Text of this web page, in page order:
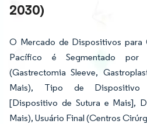
2030)
O Mercado de Dispositivos para
Pacífico é Segmentado por
(Gastrectomia Sleeve,
Mais), Tipo de Dispositivo
[Dispositivo de Sutura e Mais],
Mais), Usuário Final (Centros